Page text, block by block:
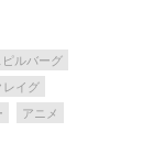
ルバーグ
レイグ
アニメ